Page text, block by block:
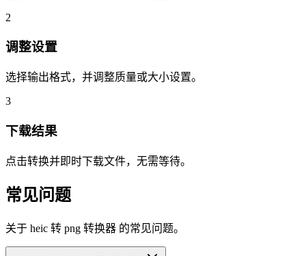
2
调整设置
选择输出格式，并调整质量或大小设置。
3
下载结果
点击转换并即时下载文件，无需等待。
常见问题
关于 heic 转 png 转换器 的常见问题。